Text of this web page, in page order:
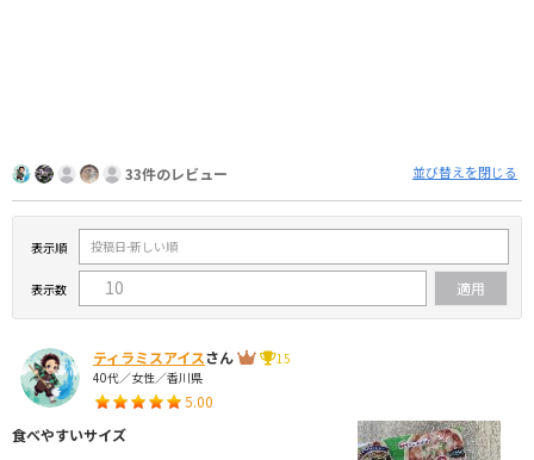
33件のレビュー 並び替えを閉じる
表示順
表示数
ティラミスアイスさん
15
40代／女性／香川県
5.00
食べやすいサイズ